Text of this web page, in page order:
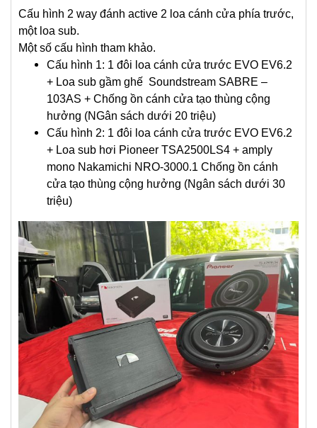
Cấu hình 2 way đánh active 2 loa cánh cửa phía trước,
một loa sub.
Một số cấu hình tham khảo.
Cấu hình 1: 1 đôi loa cánh cửa trước EVO EV6.2
+ Loa sub gầm ghế Soundstream SABRE –
103AS + Chống ồn cánh cửa tạo thùng cộng
hưởng (NGân sách dưới 20 triệu)
Cấu hình 2: 1 đôi loa cánh cửa trước EVO EV6.2
+ Loa sub hơi Pioneer TSA2500LS4 + amply
mono Nakamichi NRO-3000.1 Chống ồn cánh
cửa tạo thùng cộng hưởng (Ngân sách dưới 30
triệu)